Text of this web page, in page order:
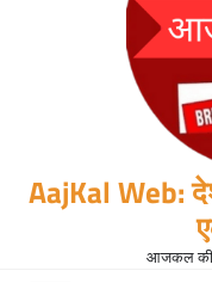
AajKal Web:
आजकल की